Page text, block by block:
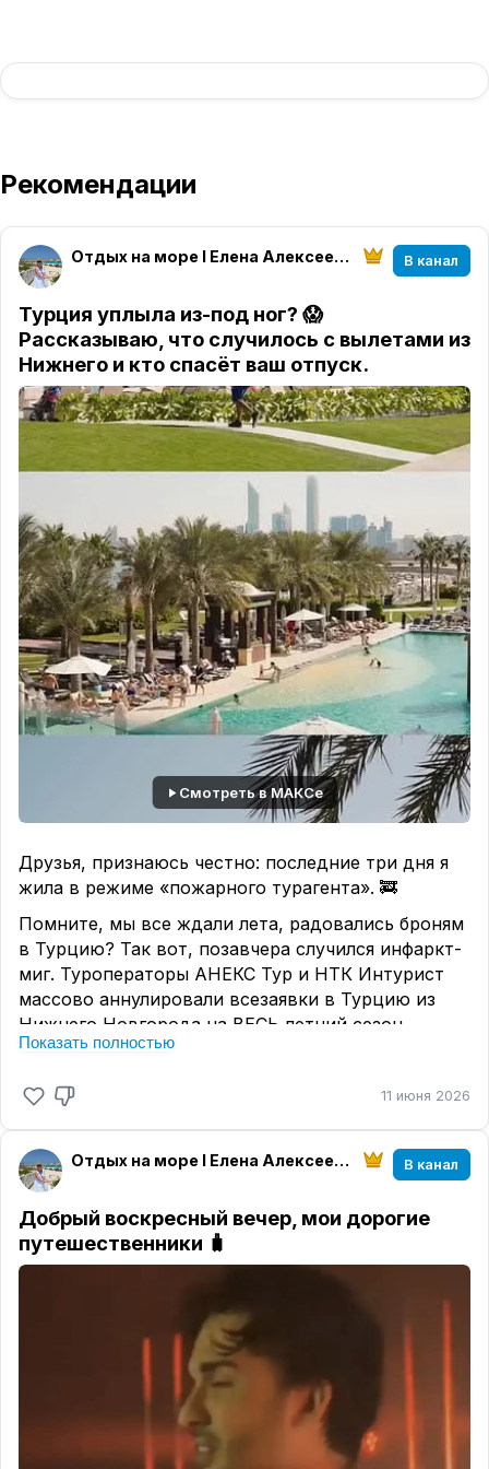
Рекомендации
Отдых на море I Елена Алексеева I МирАмор В канал
Турция уплыла из-под ног? 😱
Рассказываю, что случилось с вылетами из
Нижнего и кто спасёт ваш отпуск.
Смотреть в МАКСе
Друзья, признаюсь честно: последние три дня я
жила в режиме «пожарного турагента». 🚒
Помните, мы все ждали лета, радовались броням
в Турцию? Так вот, позавчера случился инфаркт-
миг. Туроператоры АНЕКС Тур и НТК Интурист
массово аннулировали всезаявки в Турцию из
Нижнего Новгорода на ВЕСЬ летний сезон.
лицензию. И всё. Титаник уплыл без нас.
вдруг найдут замену? Посадят другой борт?» 😬
Чуда, увы, не случилось.
Многие туристы остались лицом к лицу с
отменённым отпуском. Кому-то пришлось
судорожно перебронироваться с вылетом из
А моих подопечных я просто не могла оставить
на растерзание турбулентности! 🦸‍♀️ Оперативно
перебронировала всех своих туристов у другого
оператора, буквально вытащив их отпуска из
К чему это привело?
Показать полностью
11 июня 2026
Отдых на море I Елена Алексеева I МирАмор В канал
Добрый воскресный вечер, мои дорогие
путешественники 🧳